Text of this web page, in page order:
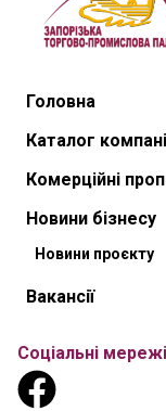
Головна
Каталог
Комерційні
Новини бізнесу
Новини проєкту
Вакансії
Соціальні мережі